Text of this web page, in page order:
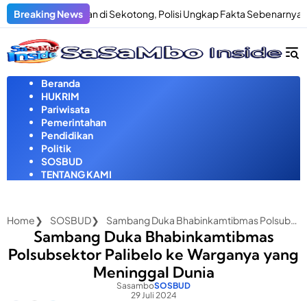
Langsung
ke
Breaking News
Penculikan di Sekotong, Polisi Ungkap Fakta Sebenarnya
Beranda
HUKRIM
Pariwisata
Pemerintahan
Pendidikan
Politik
SOSBUD
TENTANG KAMI
Home SOSBUD Sambang Duka Bhabinkamtibmas Polsubsektor Palibelo ke Warganya yang Meninggal Dunia
Sambang Duka Bhabinkamtibmas
Polsubsektor Palibelo ke Warganya yang
Meninggal Dunia
SasamboSOSBUD
29 Juli 2024